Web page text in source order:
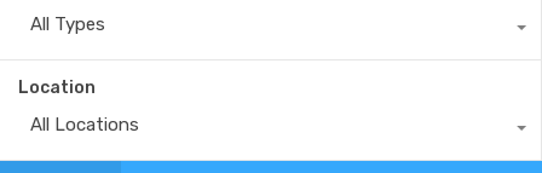
All Types
Location
All Locations